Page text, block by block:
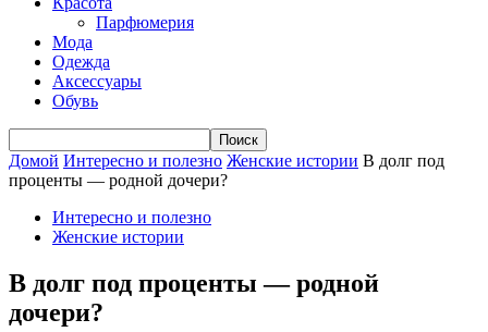
Парфюмерия
Мода
Одежда
Аксессуары
Обувь
Домой Интересно и полезно Женские истории В долг под
проценты — родной дочери?
Интересно и полезно
Женские истории
В долг под проценты — родной
дочери?